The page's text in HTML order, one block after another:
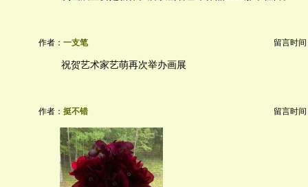
作者： 一支笔 留言时间
祝贺艺术家艺萌再次举办画展
作者： 挺不错 留言时间